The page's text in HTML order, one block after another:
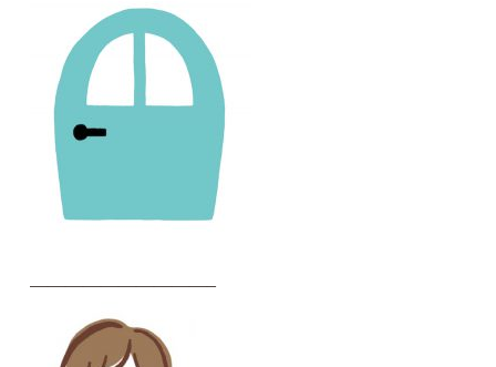
——————————–